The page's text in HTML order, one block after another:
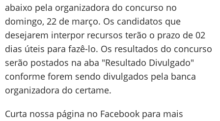
abaixo pela organizadora do concurso no
domingo, 22 de março. Os candidatos que
desejarem interpor recursos terão o prazo de 02
dias úteis para fazê-lo. Os resultados do concurso
serão postados na aba "Resultado Divulgado"
conforme forem sendo divulgados pela banca
organizadora do certame.
Curta nossa página no Facebook para mais